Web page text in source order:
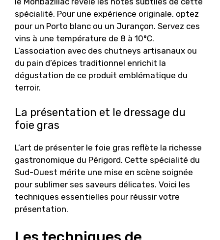
spécialité. Pour une expérience originale, optez
pour un Porto blanc ou un Jurançon. Servez ces
vins à une température de 8 à 10°C.
L’association avec des chutneys artisanaux ou
du pain d’épices traditionnel enrichit la
dégustation de ce produit emblématique du
terroir.
La présentation et le dressage du
foie gras
L’art de présenter le foie gras reflète la richesse
gastronomique du Périgord. Cette spécialité du
Sud-Ouest mérite une mise en scène soignée
pour sublimer ses saveurs délicates. Voici les
techniques essentielles pour réussir votre
présentation.